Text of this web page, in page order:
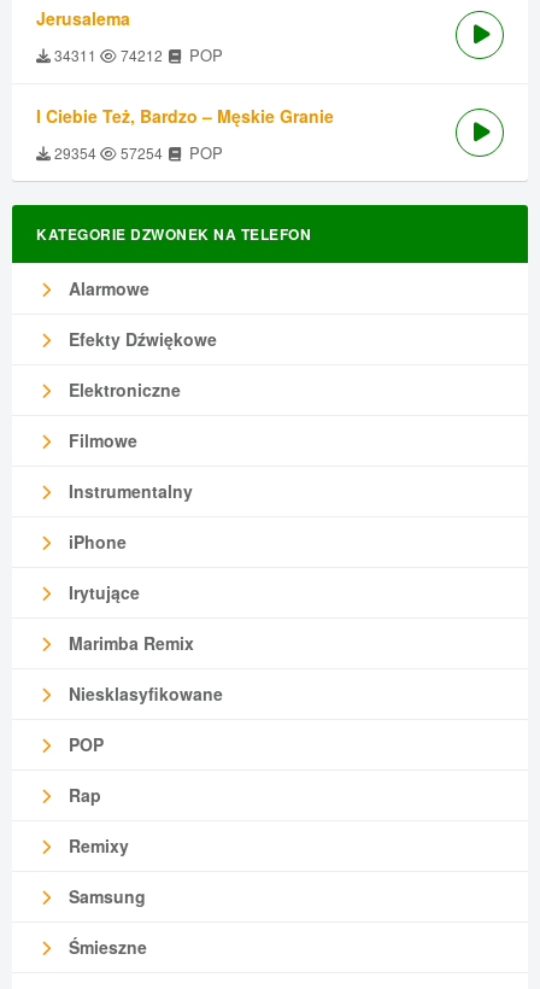
Jerusalema
34311 74212 POP
I Ciebie Też, Bardzo – Męskie Granie
29354 57254 POP
KATEGORIE DZWONEK NA TELEFON
Alarmowe
Efekty Dźwiękowe
Elektroniczne
Filmowe
Instrumentalny
iPhone
Irytujące
Marimba Remix
Niesklasyfikowane
POP
Rap
Remixy
Samsung
Śmieszne